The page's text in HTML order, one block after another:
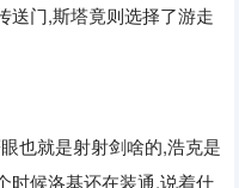
送门,斯塔竟则选择了游走
也就是射射剑啥的,浩克是
时候洛基还在装通,说着什